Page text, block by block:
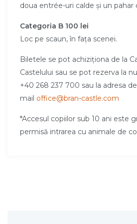
doua entrée-uri calde și un pahar
Categoria B 100 lei
Loc pe scaun, în fața scenei.
Biletele se pot achiziționa de la
Castelului sau se pot rezerva la
+40 268 237 700 sau la adresa
mail office@bran-castle.com
*Accesul copiilor sub 10 ani este
permisă intrarea cu animale de